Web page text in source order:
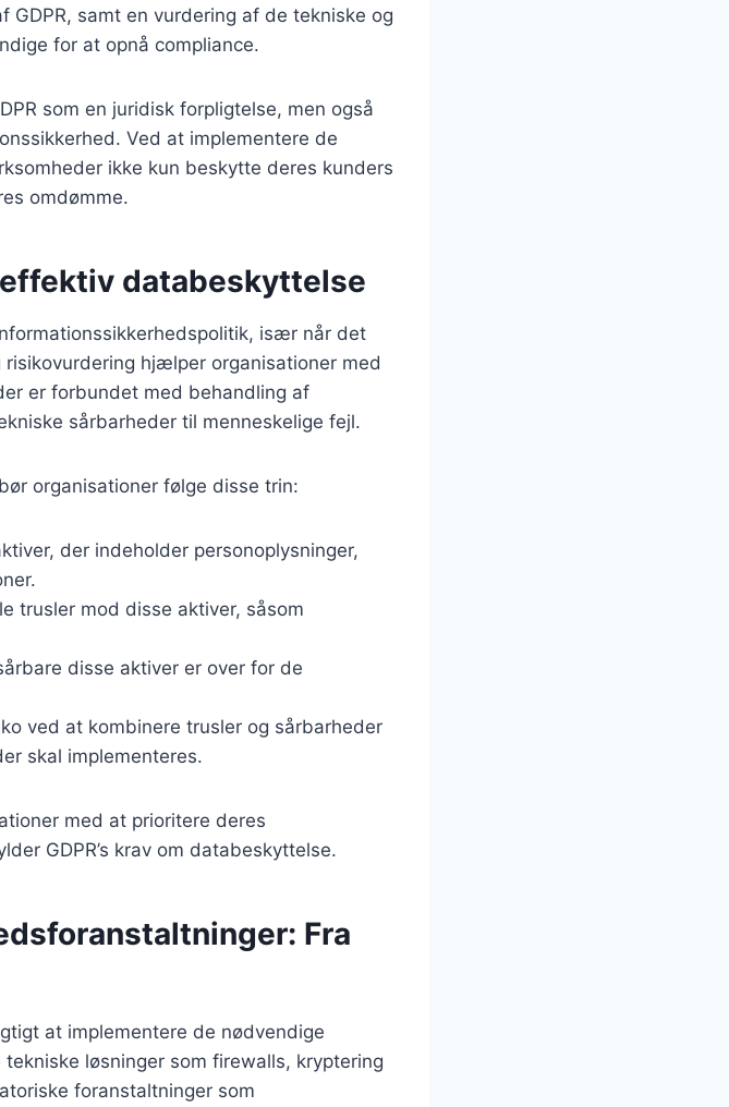
samt en vurdering af de tekniske og
for at opnå compliance.
som en juridisk forpligtelse, men også
Ved at implementere de
ikke kun beskytte deres kunders
omdømme.
databeskyttelse
især når det
risikovurdering hjælper organisationer med
er forbundet med behandling af
sårbarheder til menneskelige fejl.
organisationer følge disse trin:
der indeholder personoplysninger,
trusler mod disse aktiver, såsom
disse aktiver er over for de
ved at kombinere trusler og sårbarheder
skal implementeres.
med at prioritere deres
GDPR’s krav om databeskyttelse.
Fra
at implementere de nødvendige
løsninger som firewalls, kryptering
foranstaltninger som